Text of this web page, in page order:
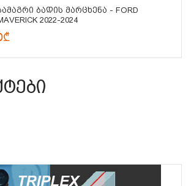
Ბადის Მარცხენა - FORD
2022-2024